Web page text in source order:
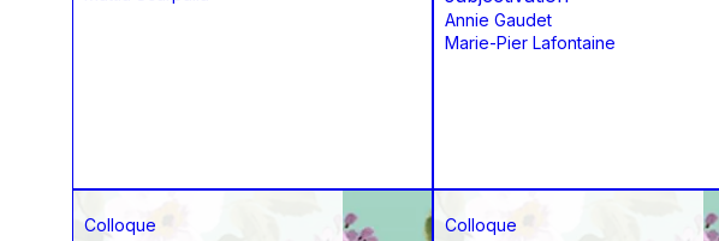
Annie Gaudet
Marie-Pier Lafontaine
Colloque Colloque